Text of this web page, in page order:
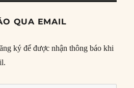
QUA EMAIL
ký để được nhận thông báo khi